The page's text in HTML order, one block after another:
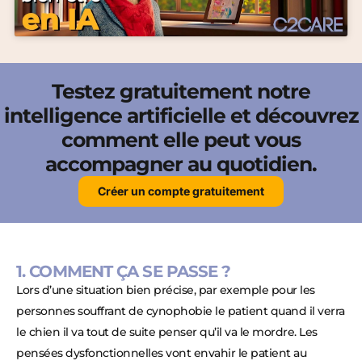
Testez gratuitement notre
intelligence artificielle et découvrez
comment elle peut vous
accompagner au quotidien.
Créer un compte gratuitement
1. COMMENT ÇA SE PASSE ?
Lors d’une situation bien précise, par exemple pour les
personnes souffrant de cynophobie le patient quand il verra
le chien il va tout de suite penser qu’il va le mordre. Les
pensées dysfonctionnelles vont envahir le patient au